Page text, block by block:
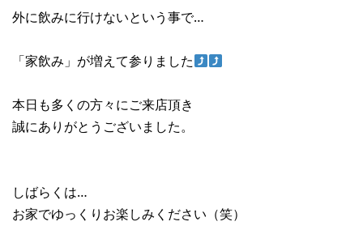
外に飲みに行けないという事で…
「家飲み」が増えて参りました
本日も多くの方々にご来店頂き
誠にありがとうございました。
しばらくは…
お家でゆっくりお楽しみください（笑）